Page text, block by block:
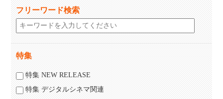
フリーワード検索
特集
特集 NEW RELEASE
特集 デジタルシネマ関連